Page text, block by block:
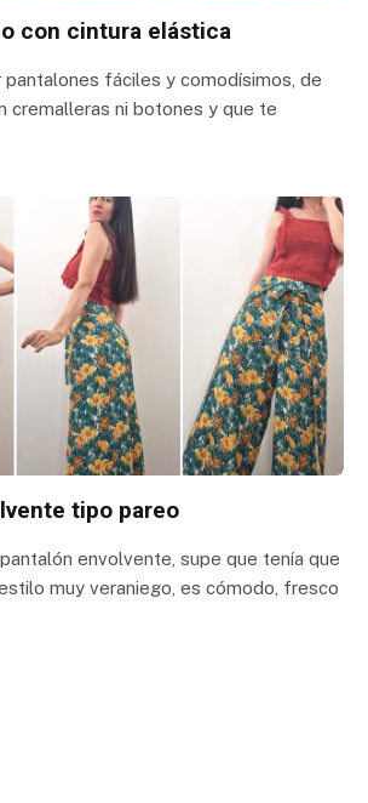
con cintura elástica
pantalones fáciles y comodísimos, de
cremalleras ni botones y que te
tipo pareo
envolvente, supe que tenía que
muy veraniego, es cómodo, fresco